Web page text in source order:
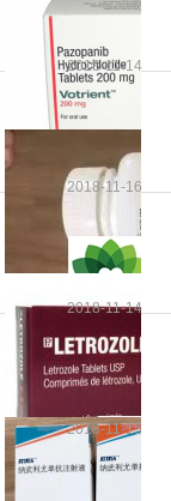
2018-11-14
2018-11-16
2018-11-14
2018-11-15